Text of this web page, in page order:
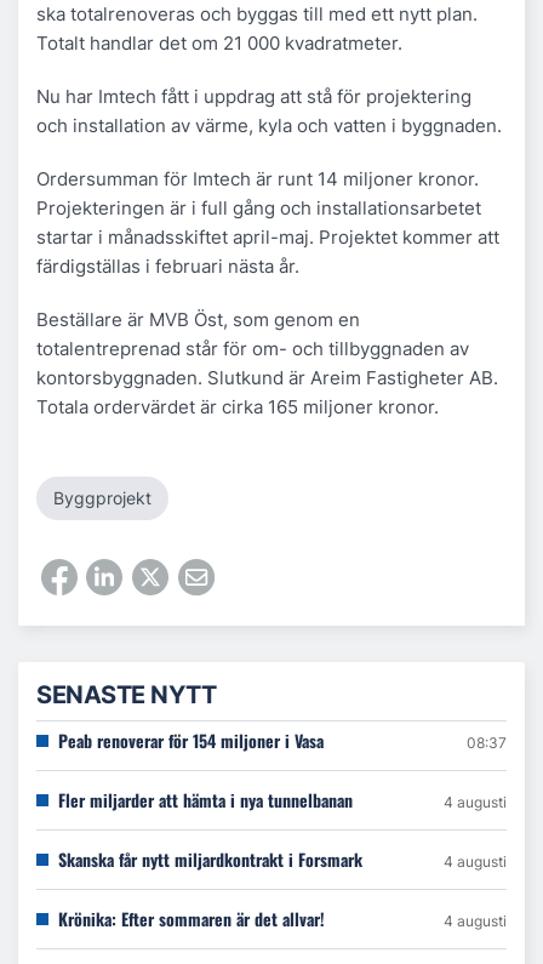
ska totalrenoveras och byggas till med ett nytt plan.
Totalt handlar det om 21 000 kvadratmeter.
Nu har Imtech fått i uppdrag att stå för projektering
och installation av värme, kyla och vatten i byggnaden.
Ordersumman för Imtech är runt 14 miljoner kronor.
Projekteringen är i full gång och installationsarbetet
startar i månadsskiftet april-maj. Projektet kommer att
färdigställas i februari nästa år.
Beställare är MVB Öst, som genom en
totalentreprenad står för om- och tillbyggnaden av
kontorsbyggnaden. Slutkund är Areim Fastigheter AB.
Totala ordervärdet är cirka 165 miljoner kronor.
Byggprojekt
SENASTE NYTT
Peab renoverar för 154 miljoner i Vasa 08:37
Fler miljarder att hämta i nya tunnelbanan 4 augusti
Skanska får nytt miljardkontrakt i Forsmark 4 augusti
Krönika: Efter sommaren är det allvar! 4 augusti